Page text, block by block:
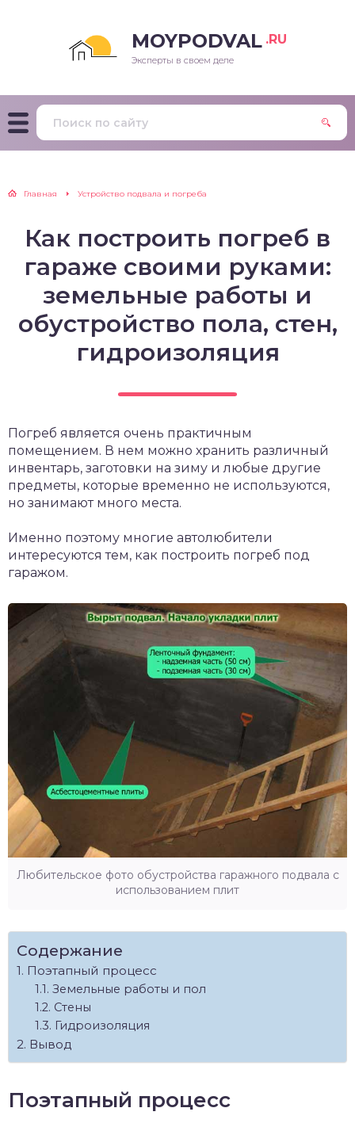
MOYPODVAL .RU
Эксперты в своем деле
Главная Устройство подвала и погреба
Как построить погреб в
гараже своими руками:
земельные работы и
обустройство пола, стен,
гидроизоляция
Погреб является очень практичным
помещением. В нем можно хранить различный
инвентарь, заготовки на зиму и любые другие
предметы, которые временно не используются,
но занимают много места.
Именно поэтому многие автолюбители
интересуются тем, как построить погреб под
гаражом.
Любительское фото обустройства гаражного подвала с
использованием плит
Содержание
Поэтапный процесс
Земельные работы и пол
Стены
Гидроизоляция
Вывод
Поэтапный процесс